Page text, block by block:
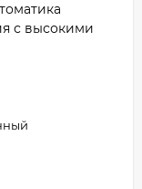
с высокими